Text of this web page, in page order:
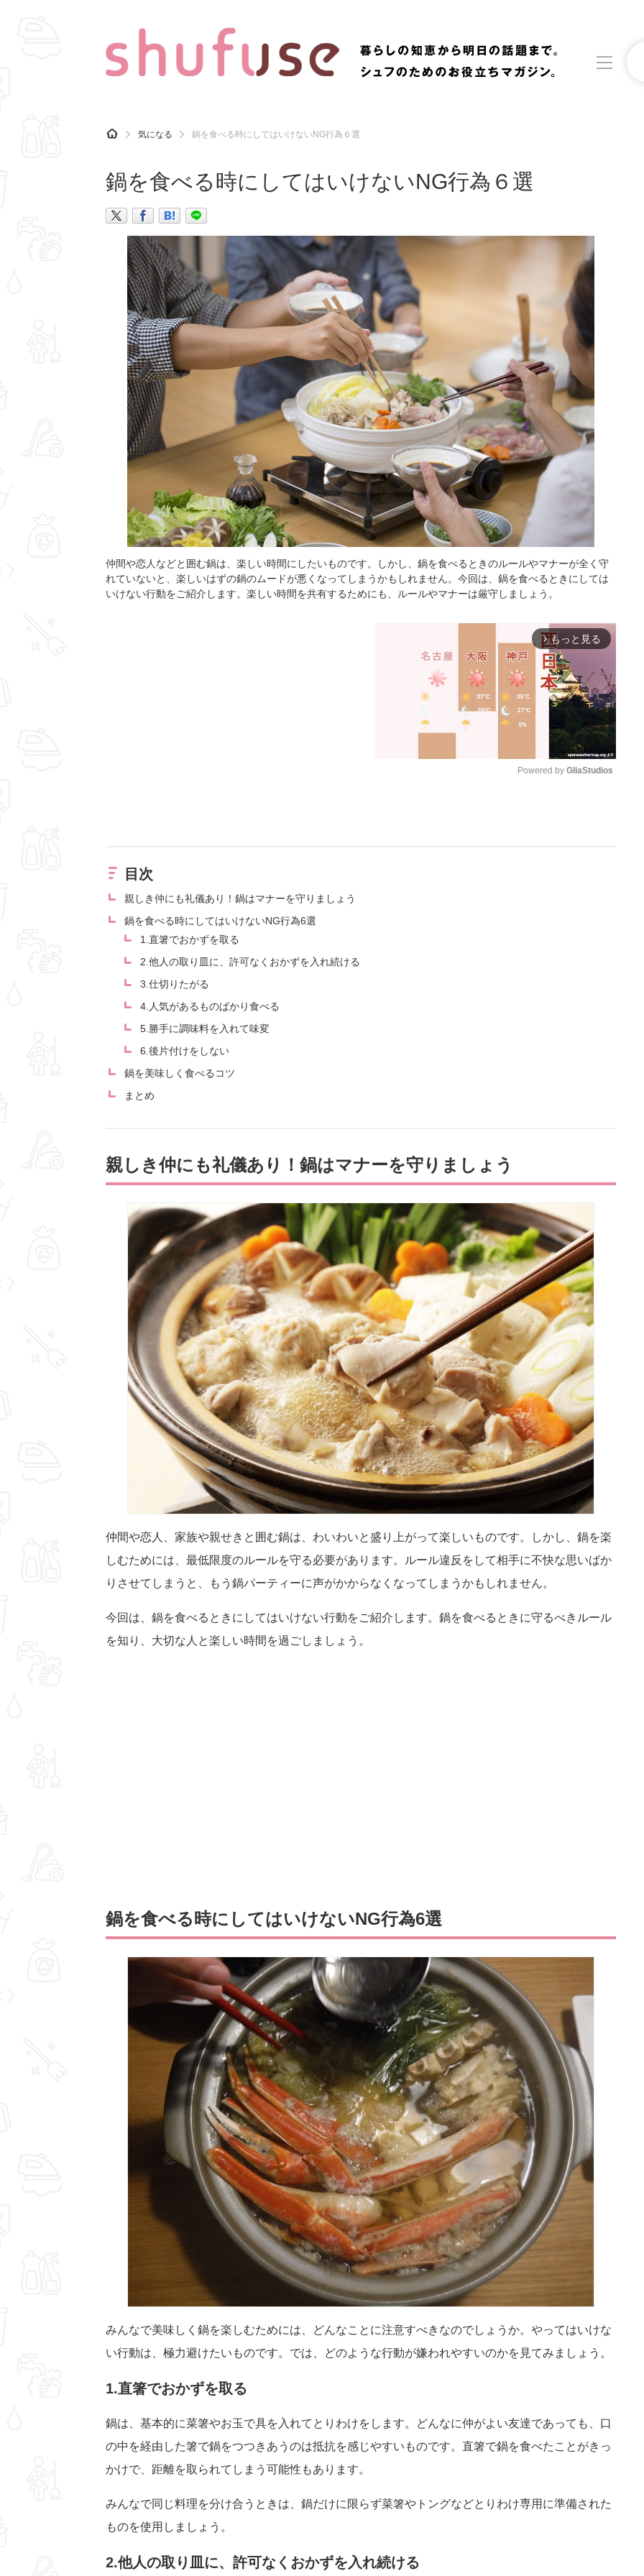
CATEGORY 記事カテゴリ
マナー 趣味 食材辞典 おすすめ
H
O
気になる 鍋を食べる時にしてはいけないNG行為６選
鍋を食べる時にしてはいけないNG行為６選
仲間や恋人などと囲む鍋は、楽しい時間にしたいものです。しかし、鍋を食べるときのルールやマナーが全く守
れていないと、楽しいはずの鍋のムードが悪くなってしまうかもしれません。今回は、鍋を食べるときにしては
いけない行動をご紹介します。楽しい時間を共有するためにも、ルールやマナーは厳守しましょう。
arrow_forward_ios もっと見る
Powered by GliaStudios
目次
親しき仲にも礼儀あり！鍋はマナーを守りましょう
鍋を食べる時にしてはいけないNG行為6選
1.直箸でおかずを取る
2.他人の取り皿に、許可なくおかずを入れ続ける
3.仕切りたがる
4.人気があるものばかり食べる
5.勝手に調味料を入れて味変
6.後片付けをしない
鍋を美味しく食べるコツ
まとめ
親しき仲にも礼儀あり！鍋はマナーを守りましょう
仲間や恋人、家族や親せきと囲む鍋は、わいわいと盛り上がって楽しいものです。しかし、鍋を楽
しむためには、最低限度のルールを守る必要があります。ルール違反をして相手に不快な思いばか
りさせてしまうと、もう鍋パーティーに声がかからなくなってしまうかもしれません。
今回は、鍋を食べるときにしてはいけない行動をご紹介します。鍋を食べるときに守るべきルール
を知り、大切な人と楽しい時間を過ごしましょう。
鍋を食べる時にしてはいけないNG行為6選
みんなで美味しく鍋を楽しむためには、どんなことに注意すべきなのでしょうか。やってはいけな
い行動は、極力避けたいものです。では、どのような行動が嫌われやすいのかを見てみましょう。
1.直箸でおかずを取る
鍋は、基本的に菜箸やお玉で具を入れてとりわけをします。どんなに仲がよい友達であっても、口
の中を経由した箸で鍋をつつきあうのは抵抗を感じやすいものです。直箸で鍋を食べたことがきっ
かけで、距離を取られてしまう可能性もあります。
みんなで同じ料理を分け合うときは、鍋だけに限らず菜箸やトングなどとりわけ専用に準備された
ものを使用しましょう。
2.他人の取り皿に、許可なくおかずを入れ続ける